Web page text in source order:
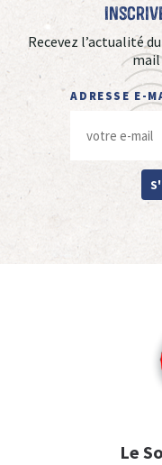
Recevez l’actualité
mail
ADRESSE E-
Le